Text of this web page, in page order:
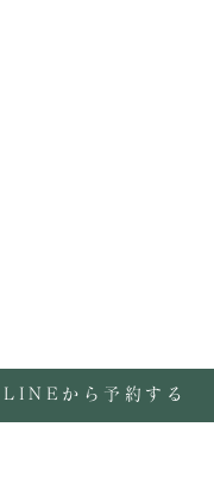
LINEから予約する